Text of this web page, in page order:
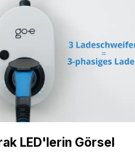
LED'lerin Görsel